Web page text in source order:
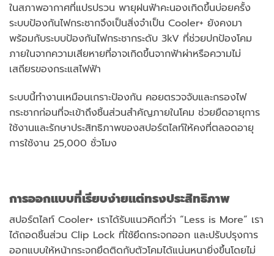
ในสภาพอากาศที่แปรปรวน พายุฝนฟ้าคะนองเกิดขึ้นบ่อยครั้ง
ระบบป้องกันไฟกระชากจึงเป็นสิ่งจำเป็น Cooler+ ยังคงมา
พร้อมกับระบบป้องกันไฟกระชากระดับ 3kV ที่ช่วยปกป้องโคม
ภายในจากความเสียหายที่อาจเกิดขึ้นจากฟ้าผ่าหรือความไม่
เสถียรของกระแสไฟฟ้า
ระบบนี้ทำงานเหมือนเกราะป้องกัน คอยตรวจจับและกรองไฟ
กระชากก่อนที่จะเข้าถึงชิ้นส่วนสำคัญภายในโคม ช่วยยืดอายุการ
ใช้งานและรักษาประสิทธิภาพของสปอร์ตไลท์ให้คงที่ตลอดอายุ
การใช้งาน 25,000 ชั่วโมง
การออกแบบที่เรียบง่ายแต่ทรงประสิทธิภาพ
สปอร์ตไลท์ Cooler+ เราได้รับแนวคิดที่ว่า “Less is More” เรา
ได้ถอดชิ้นส่วน Clip Lock ที่ใช้ยึดกระจกออก และปรับปรุงการ
ออกแบบให้หน้ากระจกยึดติดกับตัวโคมได้แน่นหนายิ่งขึ้นโดยไม่